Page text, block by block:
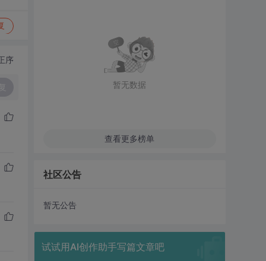
序
暂无数据
查看更多榜单
社区公告
暂无公告
试试用AI创作助手写篇文章吧